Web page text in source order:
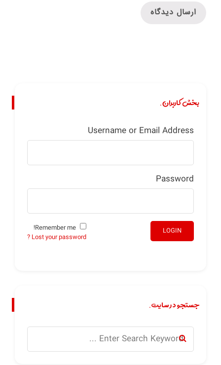
بخش کاربران.
Username or Email Address
Password
LOGIN
Lost your password ?
جستجو در سایت.